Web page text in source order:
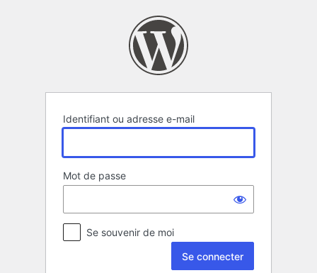
Identifiant ou adresse e-mail
Mot de passe
Se souvenir de moi